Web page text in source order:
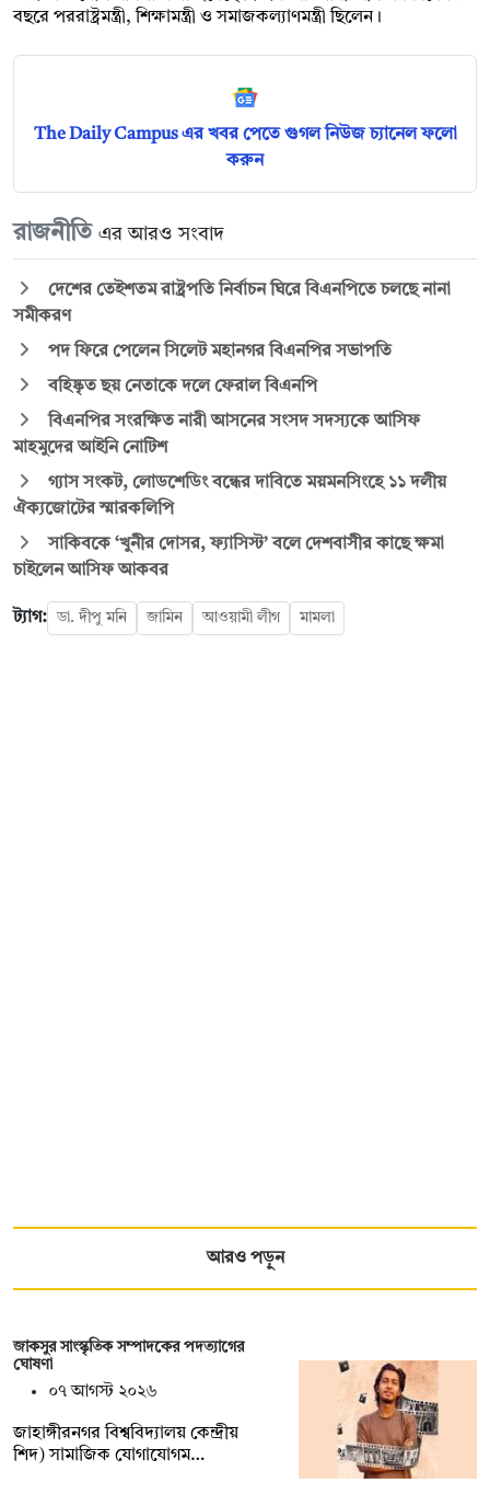
বছরে পররাষ্ট্রমন্ত্রী, শিক্ষামন্ত্রী ও সমাজকল্যাণমন্ত্রী ছিলেন।
The Daily Campus এর খবর পেতে গুগল নিউজ চ্যানেল ফলো
করুন
রাজনীতি এর আরও সংবাদ
দেশের তেইশতম রাষ্ট্রপতি নির্বাচন ঘিরে বিএনপিতে চলছে নানা
সমীকরণ
পদ ফিরে পেলেন সিলেট মহানগর বিএনপির সভাপতি
বহিষ্কৃত ছয় নেতাকে দলে ফেরাল বিএনপি
বিএনপির সংরক্ষিত নারী আসনের সংসদ সদস্যকে আসিফ
মাহমুদের আইনি নোটিশ
গ্যাস সংকট, লোডশেডিং বন্ধের দাবিতে ময়মনসিংহে ১১ দলীয়
ঐক্যজোটের স্মারকলিপি
সাকিবকে ‘খুনীর দোসর, ফ্যাসিস্ট’ বলে দেশবাসীর কাছে ক্ষমা
চাইলেন আসিফ আকবর
ট্যাগ: ডা. দীপু মনি জামিন আওয়ামী লীগ মামলা
আরও পড়ুন
জাকসুর সাংস্কৃতিক সম্পাদকের পদত্যাগের
ঘোষণা
০৭ আগস্ট ২০২৬
‎জাহাঙ্গীরনগর বিশ্ববিদ্যালয় কেন্দ্রীয়
শিদ) সামাজিক যোগাযোগম…